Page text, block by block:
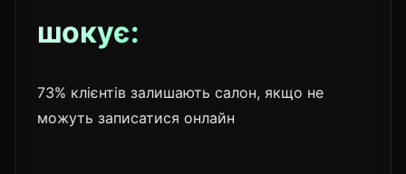
шокує:
73% клієнтів залишають салон, якщо не
можуть записатися онлайн